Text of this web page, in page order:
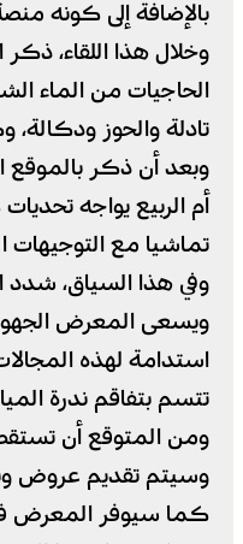
بالإضافة إلى كونه
وخلال هذا اللقاء،
الحاجيات من الماء
تادلة والحوز ودكالة،
وبعد أن ذكر بالموقع
أم الربيع يواجه
تماشيا مع التوجيهات
وفي هذا السياق، شدد
ويسعى المعرض الجهوي
استدامة لهذه
تتسم بتفاقم ندرة
ومن المتوقع أن تستقطب الدورة
وسيتم تقديم عروض
كما سيوفر المعرض